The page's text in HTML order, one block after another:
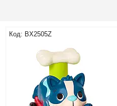
BX2505Z